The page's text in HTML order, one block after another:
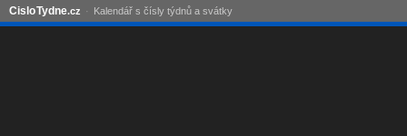
CisloTydne.cz Kalendář s čísly týdnů a svátky